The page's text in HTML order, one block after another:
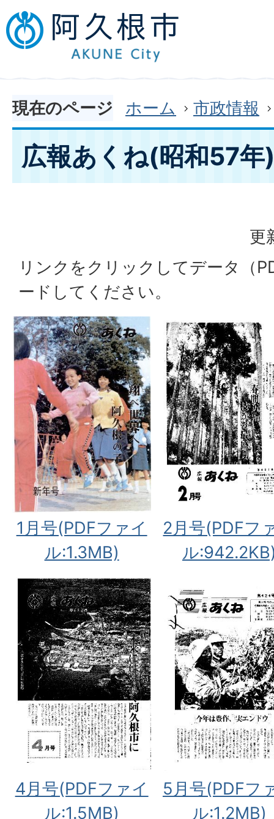
現在のページ ホーム 市政情報
広報あくね(昭和57年
更
リンクをクリックしてデータ（
ードしてください。
1月号(PDFファイ
ル:1.3MB)
2月号(PDFフ
ル
4月号(PDFファイ
ル:1.5MB)
5月号(PDFフ
ル:1.2MB)